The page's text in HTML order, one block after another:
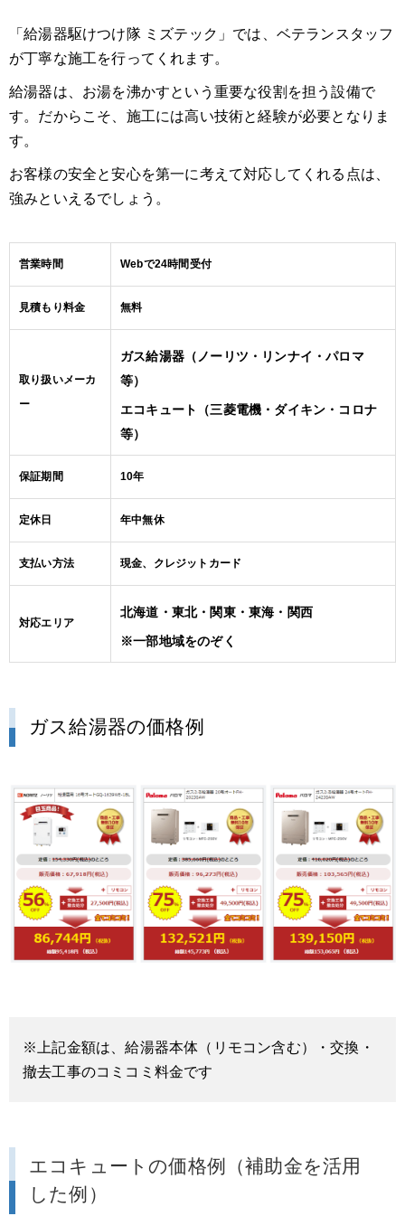
「給湯器駆けつけ隊 ミズテック」では、ベテランスタッフ
が丁寧な施工を行ってくれます。
給湯器は、お湯を沸かすという重要な役割を担う設備で
す。だからこそ、施工には高い技術と経験が必要となりま
す。
お客様の安全と安心を第一に考えて対応してくれる点は、
強みといえるでしょう。
営業時間 Webで24時間受付
見積もり料金 無料
取り扱いメーカ
ー
ガス給湯器（ノーリツ・リンナイ・パロマ
等）
エコキュート（三菱電機・ダイキン・コロナ
等）
保証期間 10年
定休日 年中無休
支払い方法 現金、クレジットカード
対応エリア
北海道・東北・関東・東海・関西
※一部地域をのぞく
ガス給湯器の価格例
※上記金額は、給湯器本体（リモコン含む）・交換・
撤去工事のコミコミ料金です
エコキュートの価格例（補助金を活用
した例）